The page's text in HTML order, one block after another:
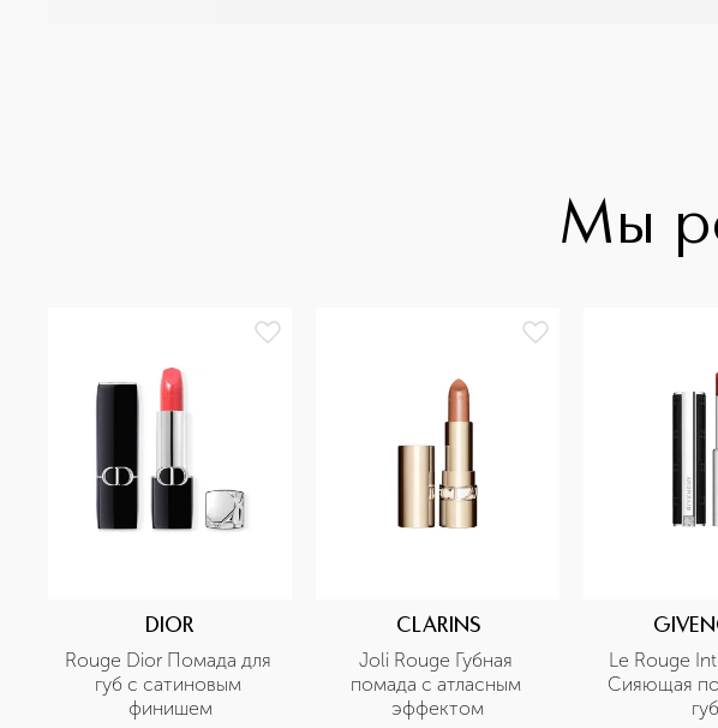
Мы
DIOR
Rouge Dior Помада для
губ с сатиновым
финишем
CLARINS
Joli Rouge Губная
помада с атласным
эффектом
Le Rouge
Сияющая
губ